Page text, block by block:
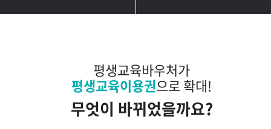
평생교육바우처가
평생교육이용권으로 확대!
무엇이 바뀌었을까요?